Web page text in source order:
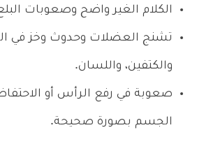
الكلام الغير واضح وصعوبات
تشنج العضلات وحدوث وخز في
والكتفين، واللسان.
صعوبة في رفع الرأس أو
الجسم بصورة صحيحة.